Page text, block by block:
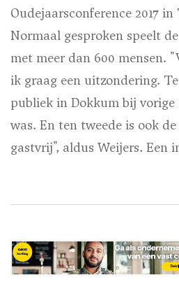
Oudejaarsconference 2017 in
Normaal gesproken speelt
met meer dan 600 mensen.
ik graag een uitzondering.
publiek in Dokkum bij vorige
was. En ten tweede is ook
gastvrij", aldus Weijers. Een